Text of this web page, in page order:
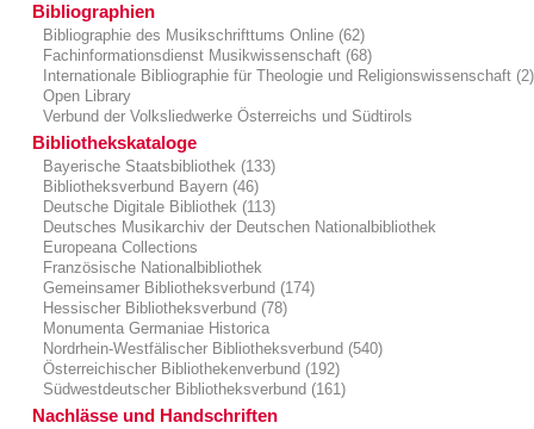
Bibliographien
Bibliographie des Musikschrifttums Online (62)
Fachinformationsdienst Musikwissenschaft (68)
Internationale Bibliographie für Theologie und Religionswissenschaft (2)
Open Library
Verbund der Volksliedwerke Österreichs und Südtirols
Bibliothekskataloge
Bayerische Staatsbibliothek (133)
Bibliotheksverbund Bayern (46)
Deutsche Digitale Bibliothek (113)
Deutsches Musikarchiv der Deutschen Nationalbibliothek
Europeana Collections
Französische Nationalbibliothek
Gemeinsamer Bibliotheksverbund (174)
Hessischer Bibliotheksverbund (78)
Monumenta Germaniae Historica
Nordrhein-Westfälischer Bibliotheksverbund (540)
Österreichischer Bibliothekenverbund (192)
Südwestdeutscher Bibliotheksverbund (161)
Nachlässe und Handschriften